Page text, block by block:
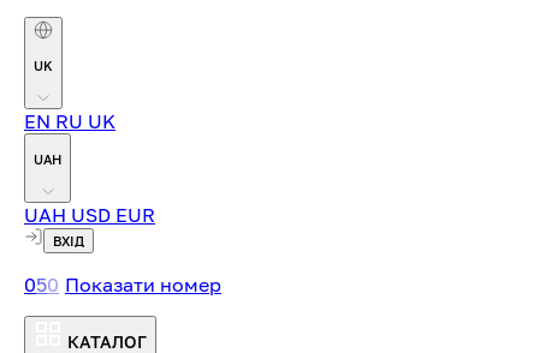
UK
EN RU UK
UAH
UAH USD EUR
ВХІД
050 Показати номер
КАТАЛОГ